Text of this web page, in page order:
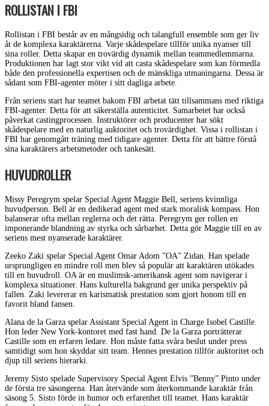
ROLLISTAN I FBI
Rollistan i FBI består av en mångsidig och talangfull ensemble som ger liv
åt de komplexa karaktärerna. Varje skådespelare tillför unika nyanser till
sina roller. Detta skapar en trovärdig dynamik mellan teammedlemmarna.
Produktionen har lagt stor vikt vid att casta skådespelare som kan förmedla
både den professionella expertisen och de mänskliga utmaningarna. Dessa är
sådant som FBI-agenter möter i sitt dagliga arbete.
Från seriens start har teamet bakom FBI arbetat tätt tillsammans med riktiga
FBI-agenter. Detta för att säkerställa autenticitet. Samarbetet har också
påverkat castingprocessen. Instruktörer och producenter har sökt
skådespelare med en naturlig auktoritet och trovärdighet. Vissa i rollistan i
FBI har genomgått träning med tidigare agenter. Detta för att bättre förstå
sina karaktärers arbetsmetoder och tankesätt.
HUVUDROLLER
Missy Peregrym spelar Special Agent Maggie Bell, seriens kvinnliga
huvudperson. Bell är en dedikerad agent med stark moralisk kompass. Hon
balanserar ofta mellan reglerna och det rätta. Peregrym ger rollen en
imponerande blandning av styrka och sårbarhet. Detta gör Maggie till en av
seriens mest nyanserade karaktärer.
Zeeko Zaki spelar Special Agent Omar Adom ”OA” Zidan. Han spelade
ursprungligen en mindre roll men blev så populär att karaktären utökades
till en huvudroll. OA är en muslimsk-amerikansk agent som navigerar i
komplexa situationer. Hans kulturella bakgrund ger unika perspektiv på
fallen. Zaki levererar en karismatisk prestation som gjort honom till en
favorit bland fansen.
Alana de la Garza spelar Assistant Special Agent in Charge Isobel Castille.
Hon leder New York-kontoret med fast hand. De la Garza porträtterar
Castille som en erfaren ledare. Hon måste fatta svåra beslut under press
samtidigt som hon skyddar sitt team. Hennes prestation tillför auktoritet och
djup till seriens hierarki.
Jeremy Sisto spelade Supervisory Special Agent Elvis ”Benny” Pinto under
de första tre säsongerna. Han återvände som återkommande karaktär från
säsong 5. Sisto förde in humor och erfarenhet till teamet. Hans karaktär